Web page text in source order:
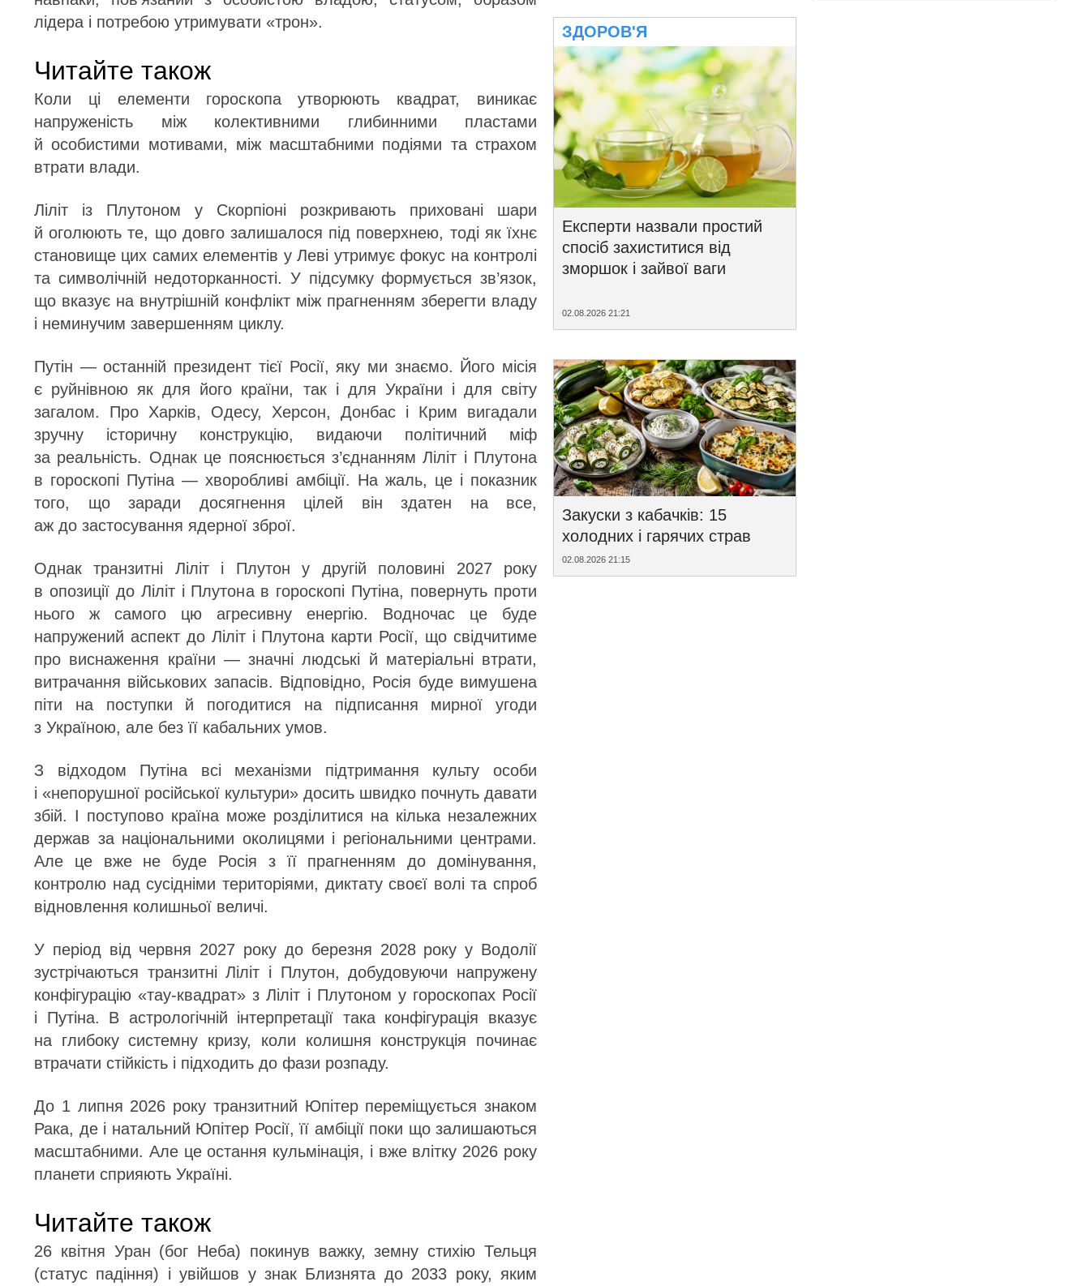
лідера і потребою утримувати «трон».
Читайте також
Коли ці елементи гороскопа утворюють квадрат, виникає
напруженість між колективними глибинними пластами
й особистими мотивами, між масштабними подіями та страхом
втрати влади.
Ліліт із Плутоном у Скорпіоні розкривають приховані шари
й оголюють те, що довго залишалося під поверхнею, тоді як їхнє
становище цих самих елементів у Леві утримує фокус на контролі
та символічній недоторканності. У підсумку формується зв’язок,
що вказує на внутрішній конфлікт між прагненням зберегти владу
і неминучим завершенням циклу.
Путін — останній президент тієї Росії, яку ми знаємо. Його місія
є руйнівною як для його країни, так і для України і для світу
загалом. Про Харків, Одесу, Херсон, Донбас і Крим вигадали
зручну історичну конструкцію, видаючи політичний міф
за реальність. Однак це пояснюється з’єднанням Ліліт і Плутона
в гороскопі Путіна — хворобливі амбіції. На жаль, це і показник
того, що заради досягнення цілей він здатен на все,
аж до застосування ядерної зброї.
Однак транзитні Ліліт і Плутон у другій половині 2027 року
в опозиції до Ліліт і Плутона в гороскопі Путіна, повернуть проти
нього ж самого цю агресивну енергію. Водночас це буде
напружений аспект до Ліліт і Плутона карти Росії, що свідчитиме
про виснаження країни — значні людські й матеріальні втрати,
витрачання військових запасів. Відповідно, Росія буде вимушена
піти на поступки й погодитися на підписання мирної угоди
з Україною, але без її кабальних умов.
З відходом Путіна всі механізми підтримання культу особи
і «непорушної російської культури» досить швидко почнуть давати
збій. І поступово країна може розділитися на кілька незалежних
держав за національними околицями і регіональними центрами.
Але це вже не буде Росія з її прагненням до домінування,
контролю над сусідніми територіями, диктату своєї волі та спроб
відновлення колишньої величі.
У період від червня 2027 року до березня 2028 року у Водолії
зустрічаються транзитні Ліліт і Плутон, добудовуючи напружену
конфігурацію «тау-квадрат» з Ліліт і Плутоном у гороскопах Росії
і Путіна. В астрологічній інтерпретації така конфігурація вказує
на глибоку системну кризу, коли колишня конструкція починає
втрачати стійкість і підходить до фази розпаду.
До 1 липня 2026 року транзитний Юпітер переміщується знаком
Рака, де і натальний Юпітер Росії, її амбіції поки що залишаються
масштабними. Але це остання кульмінація, і вже влітку 2026 року
планети сприяють Україні.
Читайте також
26 квітня Уран (бог Неба) покинув важку, земну стихію Тельця
(статус падіння) і увійшов у знак Близнята до 2033 року, яким
ЗДОРОВ'Я
Експерти назвали простий
спосіб захиститися від
зморшок і зайвої ваги
02.08.2026 21:21
Закуски з кабачків: 15
холодних і гарячих страв
02.08.2026 21:15